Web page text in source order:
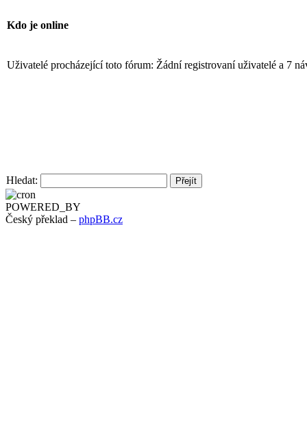
Kdo je online
Uživatelé procházející toto fórum: Žádní registrovaní uživatelé a 7
Hledat:
POWERED_BY
Český překlad – phpBB.cz